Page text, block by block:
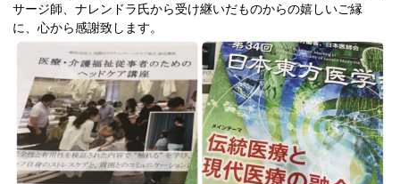
サージ師、ナレンドラ氏から受け継いだものからの嬉しいご縁
に、心から感謝致します。